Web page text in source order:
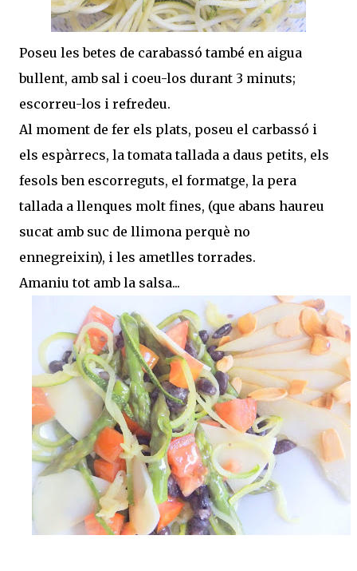
Poseu les betes de carabassó també en aigua
bullent, amb sal i coeu-los durant 3 minuts;
escorreu-los i refredeu.
Al moment de fer els plats, poseu el carbassó i
els espàrrecs, la tomata tallada a daus petits, els
fesols ben escorreguts, el formatge, la pera
tallada a llenques molt fines, (que abans haureu
sucat amb suc de llimona perquè no
ennegreixin), i les ametlles torrades.
Amaniu tot amb la salsa...